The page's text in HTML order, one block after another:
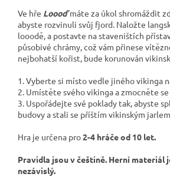
Ve hře Loooď máte za úkol shromáždit
abyste rozvinuli svůj fjord. Naložte
looodě, a postavte na staveništích
působivé chrámy, což vám přinese
nejbohatší kořist, bude korunován
1. Vyberte si místo vedle jiného vikinga
2. Umístěte svého vikinga a zmocněte
3. Uspořádejte své poklady tak, abyste
budovy a stali se příštím vikinským
Hra je určena pro2-4 hráče od 10 let.
Pravidla jsou v češtině. Herní materiál
nezávislý.